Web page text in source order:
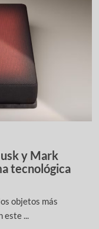
y Mark
tecnológica
objetos más
este ...